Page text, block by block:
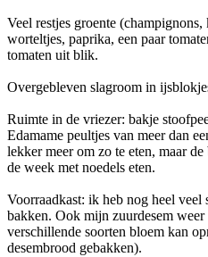
Veel restjes groente
worteltjes, paprika, een paar
tomaten uit blik.
Overgebleven slagroom in
Ruimte in de vriezer: bakje
Edamame peultjes van meer dan
lekker meer om zo te eten, maar
de week met noedels eten.
Voorraadkast: ik heb nog heel veel
bakken. Ook mijn zuurdesem
verschillende soorten bloem kan
desembrood gebakken).